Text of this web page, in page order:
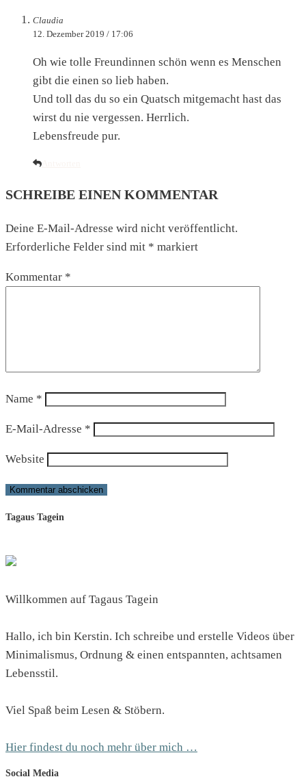
Claudia
12. Dezember 2019 / 17:06
Oh wie tolle Freundinnen schön wenn es Menschen
gibt die einen so lieb haben.
Und toll das du so ein Quatsch mitgemacht hast das
wirst du nie vergessen. Herrlich.
Lebensfreude pur.
SCHREIBE EINEN KOMMENTAR
Deine E-Mail-Adresse wird nicht veröffentlicht.
Erforderliche Felder sind mit * markiert
Kommentar *
Name *
E-Mail-Adresse *
Website
Tagaus Tagein
Willkommen auf Tagaus Tagein
Hallo, ich bin Kerstin. Ich schreibe und erstelle Videos über
Minimalismus, Ordnung & einen entspannten, achtsamen
Lebensstil.
Viel Spaß beim Lesen & Stöbern.
Hier findest du noch mehr über mich …
Social Media